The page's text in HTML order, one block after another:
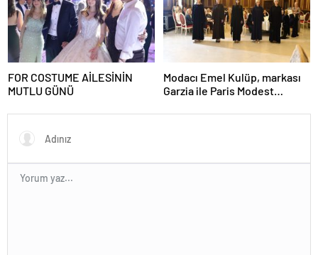
FOR COSTUME AİLESİNİN
MUTLU GÜNÜ
Modacı Emel Kulüp, markası
Garzia ile Paris Modest
doldurdu.